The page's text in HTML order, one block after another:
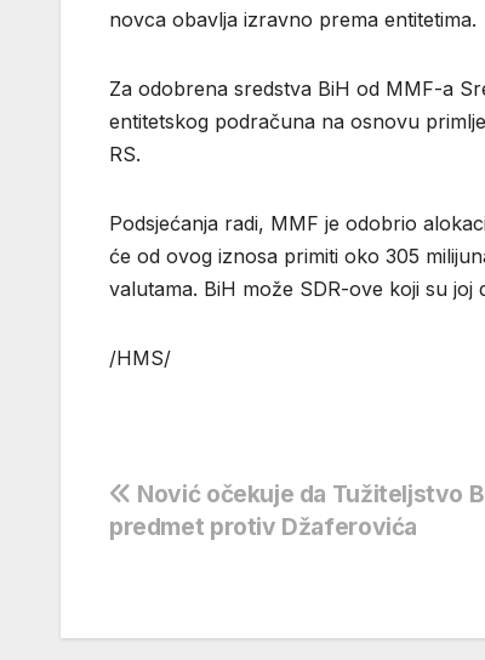
novca obavlja izravno prema entitetima.
Za odobrena sredstva BiH od MMF-a
entitetskog podračuna na osnovu
RS.
Podsjećanja radi, MMF je odobrio
će od ovog iznosa primiti oko 305
valutama. BiH može SDR-ove koji su joj
/HMS/
Navigacija
objava
Nović očekuje da Tužiteljstvo
predmet protiv Džaferovića